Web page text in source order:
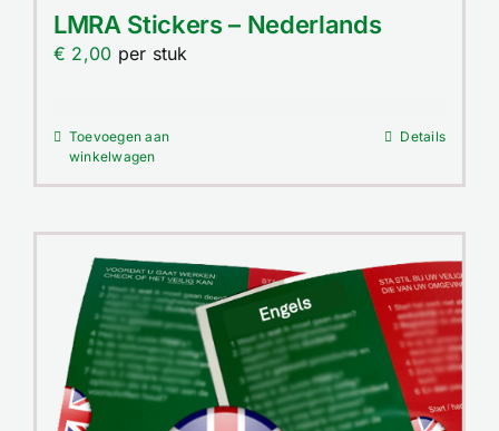
LMRA Stickers – Nederlands
€ 2,00 per stuk
Toevoegen aan
winkelwagen
Details